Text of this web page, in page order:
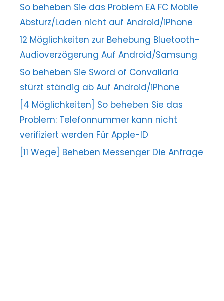
So beheben Sie das Problem EA FC Mobile
Absturz/Laden nicht auf Android/iPhone
12 Möglichkeiten zur Behebung Bluetooth-
Audioverzögerung Auf Android/Samsung
So beheben Sie Sword of Convallaria
stürzt ständig ab Auf Android/iPhone
[4 Möglichkeiten] So beheben Sie das
Problem: Telefonnummer kann nicht
verifiziert werden Für Apple-ID
[11 Wege] Beheben Messenger Die Anfrage